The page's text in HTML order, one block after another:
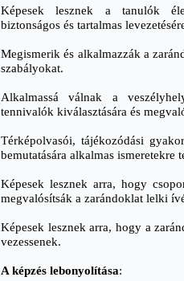
Képesek lesznek a tanulók
biztonságos és tartalmas
Megismerik és alkalmazzák a
szabályokat.
Alkalmassá válnak a
tennivalók kiválasztására és
Térképolvasói, tájékozódási
bemutatására alkalmas ismeretekre
Képesek lesznek arra, hogy
megvalósítsák a zarándoklat lelki
Képesek lesznek arra, hogy a
vezessenek.
A képzés lebonyolítása: